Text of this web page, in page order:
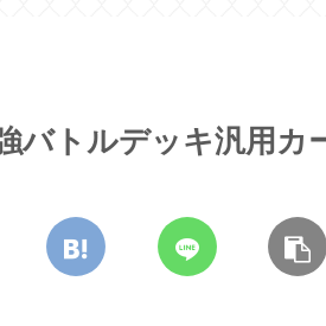
バトルデッキ汎用カ